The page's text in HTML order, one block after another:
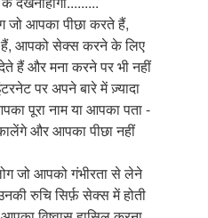
जो आपका पीछा करते हैं,
आपको सेक्स करने के लिए
हैं और मना करने पर भी नहीं
पर अपने बारे में ज़्यादा
पूरा नाम या आपका पता -
और आपका पीछा नहीं
जो आपको गंभीरता से लेने
रुचि सिर्फ़ सेक्स में होती